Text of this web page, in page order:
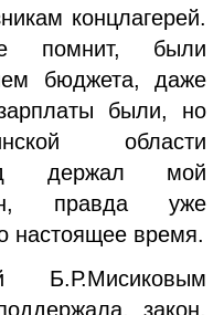
концлагерей.
помнит, были
бюджета, даже
были, но
области
держал мой
правда уже
настоящее время.
закон,